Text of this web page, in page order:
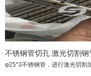
不锈钢管切孔 激光切割钢